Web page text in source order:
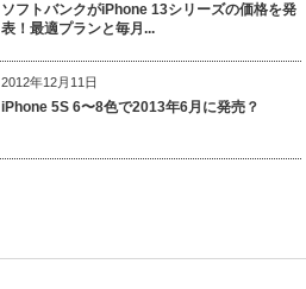
ソフトバンクがiPhone 13シリーズの価格を発
表！最適プランと毎月...
2012年12月11日
iPhone 5S 6〜8色で2013年6月に発売？